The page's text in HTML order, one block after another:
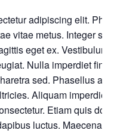
adipiscing elit.
vitae metus. Integer
eget ex. Vestibulum
Nulla imperdiet
sed. Phasellus at
Aliquam imperdiet
Etiam quis
luctus. Maecenas